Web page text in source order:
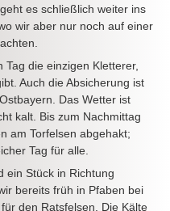
es schließlich weiter ins
wir aber nur noch auf einer
die einzigen Kletterer,
Auch die Absicherung ist
Das Wetter ist
kalt. Bis zum Nachmittag
am Torfelsen abgehakt;
Tag für alle.
ein Stück in Richtung
bereits früh in Pfaben bei
den Ratsfelsen. Die Kälte